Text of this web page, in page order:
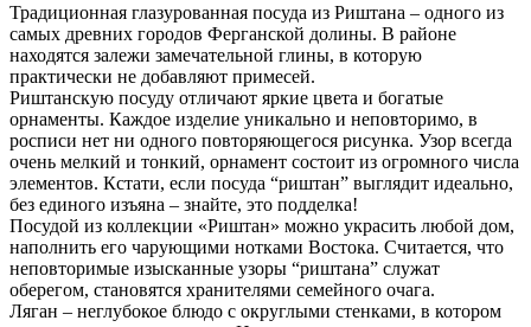
Традиционная глазурованная посуда из Риштана – одного из
самых древних городов Ферганской долины. В районе
находятся залежи замечательной глины, в которую
практически не добавляют примесей.
Риштанскую посуду отличают яркие цвета и богатые
орнаменты. Каждое изделие уникально и неповторимо, в
росписи нет ни одного повторяющегося рисунка. Узор всегда
очень мелкий и тонкий, орнамент состоит из огромного числа
элементов. Кстати, если посуда “риштан” выглядит идеально,
без единого изъяна – знайте, это подделка!
Посудой из коллекции «Риштан» можно украсить любой дом,
наполнить его чарующими нотками Востока. Считается, что
неповторимые изысканные узоры “риштана” служат
оберегом, становятся хранителями семейного очага.
Ляган – неглубокое блюдо с округлыми стенками, в котором